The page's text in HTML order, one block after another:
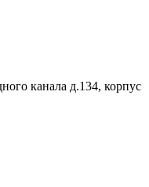
канала д.134, корпус